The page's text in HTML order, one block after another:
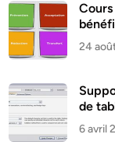
24
de
6 avril